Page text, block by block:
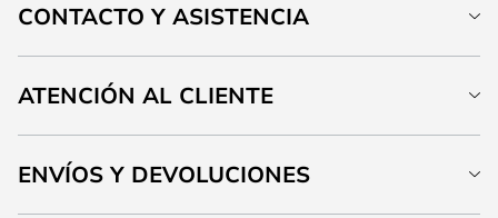
CONTACTO Y ASISTENCIA
ATENCIÓN AL CLIENTE
ENVÍOS Y DEVOLUCIONES